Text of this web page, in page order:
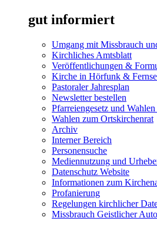
gut informiert
Umgang mit Missbrauch
Kirchliches Amtsblatt
Veröffentlichungen &
Kirche in Hörfunk &
Pastoraler Jahresplan
Newsletter bestellen
Pfarreiengesetz und
Wahlen zum Ortskirchenrat
Archiv
Interner Bereich
Personensuche
Mediennutzung und
Datenschutz Website
Informationen zum
Profanierung
Regelungen kirchlicher
Missbrauch Geistlicher